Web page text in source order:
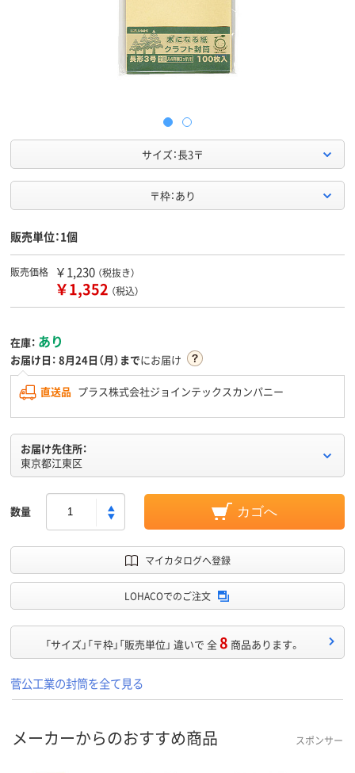
サイズ：長3〒
〒枠：あり
販売単位：1個
販売価格 ￥1,230 （税抜き）
￥1,352 （税込）
在庫： あり
お届け日： 8月24日（月）までにお届け
直送品 プラス株式会社ジョインテックスカンパニー
お届け先住所：
東京都江東区
数量 カゴへ
マイカタログへ登録
LOHACOでのご注文
「サイズ」「〒枠」「販売単位」 違いで 全8 商品あります。
菅公工業の封筒を全て見る
メーカーからのおすすめ商品 スポンサー